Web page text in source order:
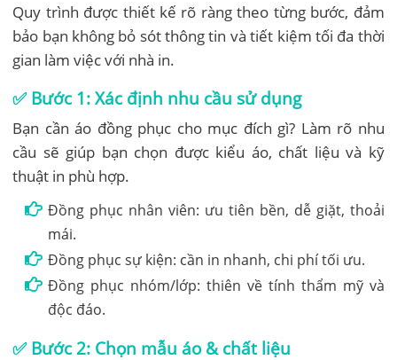
Quy trình được thiết kế rõ ràng theo từng bước, đảm
bảo bạn không bỏ sót thông tin và tiết kiệm tối đa thời
gian làm việc với nhà in.
✅ Bước 1: Xác định nhu cầu sử dụng
Bạn cần áo đồng phục cho mục đích gì? Làm rõ nhu
cầu sẽ giúp bạn chọn được kiểu áo, chất liệu và kỹ
thuật in phù hợp.
Đồng phục nhân viên: ưu tiên bền, dễ giặt, thoải
mái.
Đồng phục sự kiện: cần in nhanh, chi phí tối ưu.
Đồng phục nhóm/lớp: thiên về tính thẩm mỹ và
độc đáo.
✅ Bước 2: Chọn mẫu áo & chất liệu